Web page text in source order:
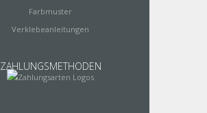
Farbmuster
Verklebeanleitungen
ZAHLUNGSMETHODEN